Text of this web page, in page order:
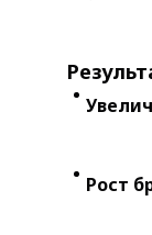
Рост